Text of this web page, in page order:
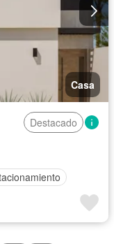
Casa
Destacado